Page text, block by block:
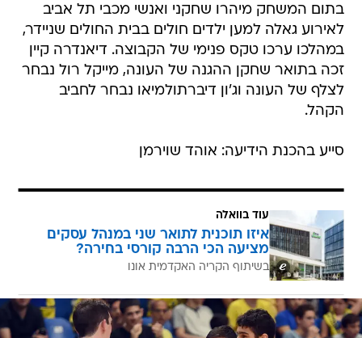
בתום המשחק מיהרו שחקני ואנשי מכבי תל אביב
לאירוע גאלה למען ילדים חולים בבית החולים שניידר,
במהלכו ערכו טקס פנימי של הקבוצה. דיאנדרה קיין
זכה בתואר שחקן ההגנה של העונה, מייקל רול נבחר
לצלף של העונה וג'ון דיברתולמיאו נבחר לחביב
הקהל.
סייע בהכנת הידיעה: אוהד שוירמן
עוד בוואלה
איזו תוכנית לתואר שני במנהל עסקים
מציעה הכי הרבה קורסי בחירה?
בשיתוף הקריה האקדמית אונו